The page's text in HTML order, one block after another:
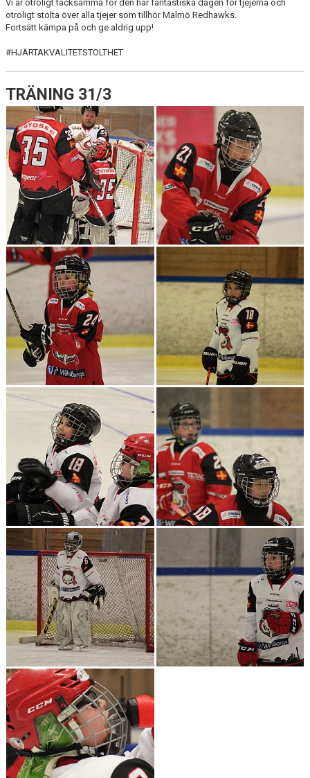
Vi är otroligt tacksamma för den här fantastiska dagen för tjejerna och
otroligt stolta över alla tjejer som tillhör Malmö Redhawks.
Fortsätt kämpa på och ge aldrig upp!
#HJÄRTAKVALITETSTOLTHET
TRÄNING 31/3